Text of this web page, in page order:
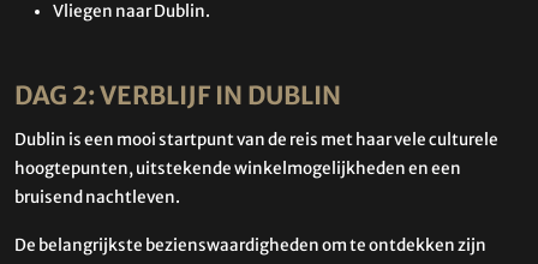
Vliegen naar Dublin.
DAG 2: VERBLIJF IN DUBLIN
Dublin is een mooi startpunt van de reis met haar vele culturele
hoogtepunten, uitstekende winkelmogelijkheden en een
bruisend nachtleven.
De belangrijkste bezienswaardigheden om te ontdekken zijn